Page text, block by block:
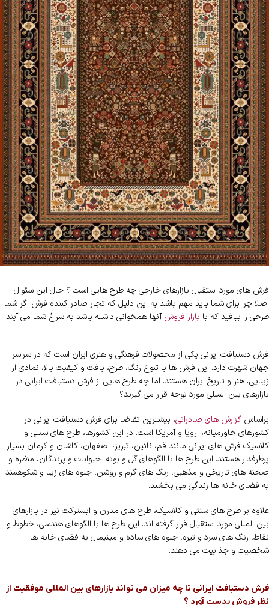
فرش های مورد استقبال بازارهای خارجی چه طرح هایی است ؟ حال این سئوال
اصلا چرا برای شما باید مهم باشد به این دلیل که تجار صادر کننده فرش اگر شما
طرحی را ببافید که با بازار فروشآنها همخوانی داشته باشد به سراغ شما می آیند
فرش دستبافت ایرانی یکی از محصولات فرهنگی و هنری ایران است که در سراسر
جهان شهرت دارد. این فرش ها با تنوع رنگ، طرح، بافت و کیفیت بالا، نمادی از
زیبایی، هنر و تاریخ ایران هستند. اما چه طرح هایی از فرش دستبافت ایرانی در
بازارهای بین المللی مورد توجه قرار می گیرند؟
براساس گزارش های صادراتی، بیشترین تقاضا برای فرش دستبافت ایرانی در
کشورهای خاورمیانه، اروپا و آمریکا است. در این کشورها، طرح های سنتی و
کلاسیک فرش های ایرانی مانند قم، نائین، تبریز، اصفهان، کاشان و کرمان بسیار
پرطرفدار هستند. این طرح ها با الگوهای گل و بوته، حیوانات و پرندگان، منظره و
صحنه های تاریخی و مذهبی، رنگ های گرم و روشن، جلوه های زیبا و شکوهمند
به فضای خانه ها زندگی می بخشند.
علاوه بر طرح های سنتی و کلاسیک، طرح های مدرن و ابسترکت نیز در بازارهای
بین المللی مورد استقبال قرار گرفته اند. این طرح ها با الگوهای هندسی، خطوط و
نقاط، رنگ های سرد و تیره، جلوه های ساده و مینیمال به فضای خانه ها
شخصیت و جذابیت می دهند.
فرش دستبافت ایرانی تا چه میزان می تواند بازارهای بین المللی موفقیت از
نظر فروش بدست آورد ؟